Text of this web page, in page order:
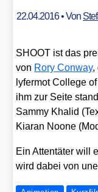
22.04.2016• Von
SHOOT ist das
von Rory Con­way,
ly­fer­mot Col­lege
ihm zur Sei­te
Sam­my Kha­lid
Kiaran Noo­ne
Ein Atten­tä­ter will
wird dabei von